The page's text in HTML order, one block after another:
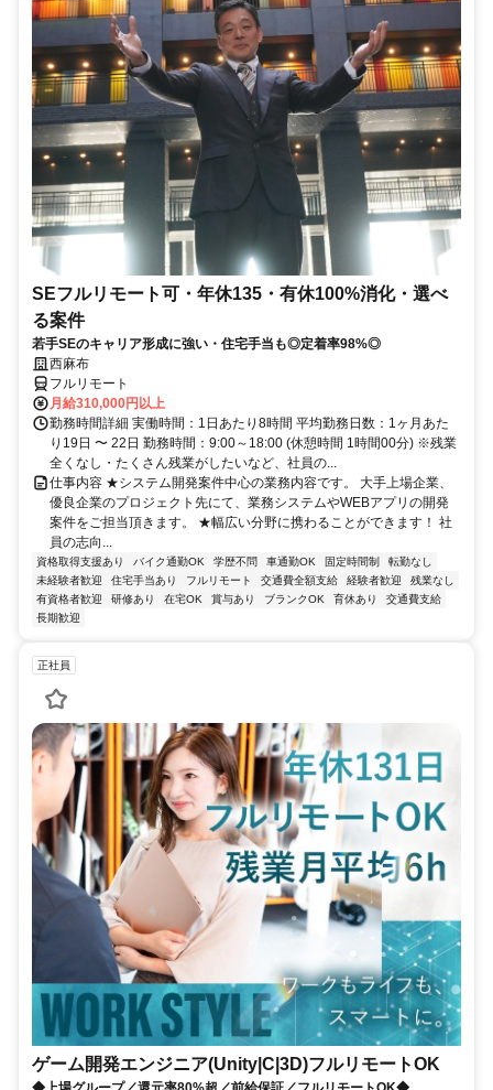
SEフルリモート可・年休135・有休100%消化・選べ
る案件
若手SEのキャリア形成に強い・住宅手当も◎定着率98%◎
西麻布
フルリモート
月給310,000円以上
勤務時間詳細 実働時間：1日あたり8時間 平均勤務日数：1ヶ月あた
り19日 〜 22日 勤務時間：9:00～18:00 (休憩時間 1時間00分) ※残業
全くなし・たくさん残業がしたいなど、社員の...
仕事内容 ★システム開発案件中心の業務内容です。 大手上場企業、
優良企業のプロジェクト先にて、業務システムやWEBアプリの開発
案件をご担当頂きます。 ★幅広い分野に携わることができます！ 社
員の志向...
資格取得支援あり バイク通勤OK 学歴不問 車通勤OK 固定時間制
転勤なし
未経験者歓迎
住宅手当あり フルリモート 交通費全額支給 経験者歓迎
残業なし
有資格者歓迎
研修あり 在宅OK 賞与あり ブランクOK 育休あり
交通費支給
長期歓迎
正社員
ゲーム開発エンジニア(Unity|C|3D)フルリモートOK